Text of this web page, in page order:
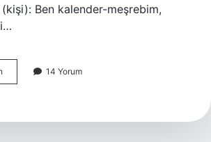
Ben kalender-meşrebim,
Meşrep
14 Yorum